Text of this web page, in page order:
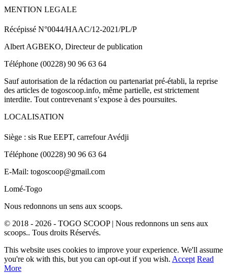
MENTION LEGALE
Récépissé N°0044/HAAC/12-2021/PL/P
Albert AGBEKO, Directeur de publication
Téléphone (00228) 90 96 63 64
Sauf autorisation de la rédaction ou partenariat pré-établi, la reprise
des articles de togoscoop.info, même partielle, est strictement
interdite. Tout contrevenant s’expose à des poursuites.
LOCALISATION
Siège : sis Rue EEPT, carrefour Avédji
Téléphone (00228) 90 96 63 64
E-Mail: togoscoop@gmail.com
Lomé-Togo
Nous redonnons un sens aux scoops.
© 2018 - 2026 - TOGO SCOOP | Nous redonnons un sens aux
scoops.. Tous droits Réservés.
This website uses cookies to improve your experience. We'll assume
you're ok with this, but you can opt-out if you wish. Accept Read
More